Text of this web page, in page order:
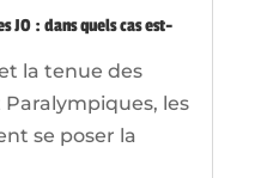
: dans quels cas est-
la tenue des
les
se poser la